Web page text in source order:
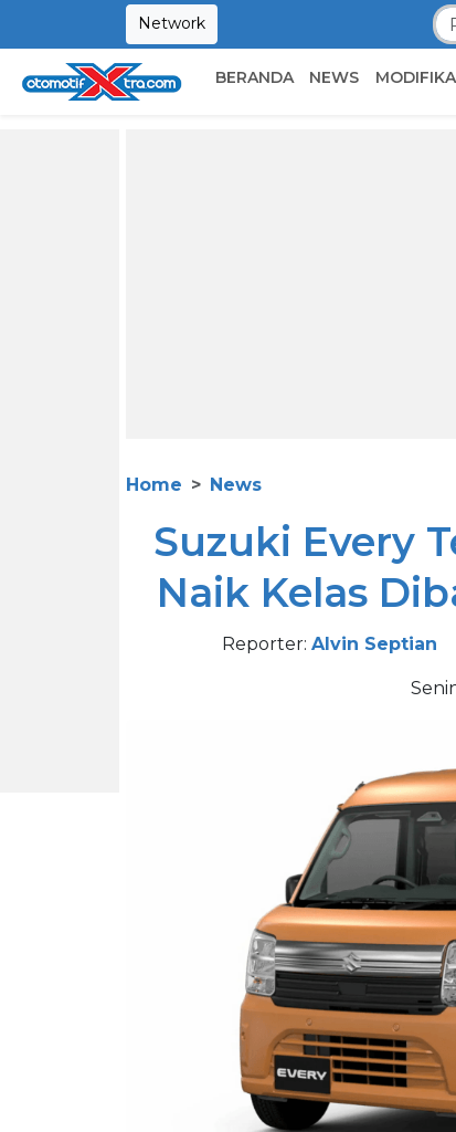
Network
BERANDA NEWS
Home News
Suzuki Every
Naik Kelas
Reporter: Alvin Septian